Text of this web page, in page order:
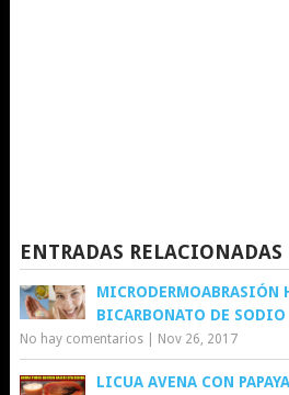
ENTRADAS RELACIONADAS
MICRODERMOABRASIÓN
BICARBONATO DE
No hay comentarios| Nov 26, 2017
LICUA AVENA CON